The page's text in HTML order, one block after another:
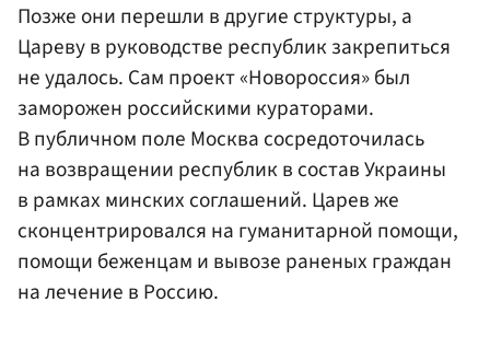
Позже они перешли в другие структуры, а
Цареву в руководстве республик закрепиться
не удалось. Сам проект «Новороссия» был
заморожен российскими кураторами.
В публичном поле Москва сосредоточилась
на возвращении республик в состав Украины
в рамках минских соглашений. Царев же
сконцентрировался на гуманитарной помощи,
помощи беженцам и вывозе раненых граждан
на лечение в Россию.